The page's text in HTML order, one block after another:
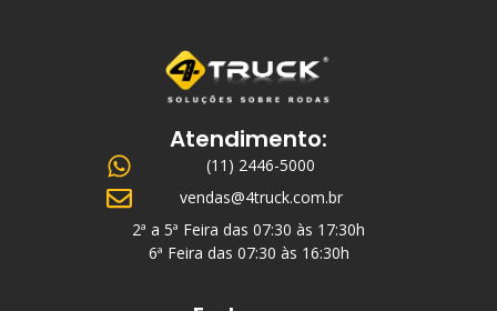
Atendimento:
(11) 2446-5000
vendas@4truck.com.br
2ª a 5ª Feira das 07:30 às 17:30h
6ª Feira das 07:30 às 16:30h